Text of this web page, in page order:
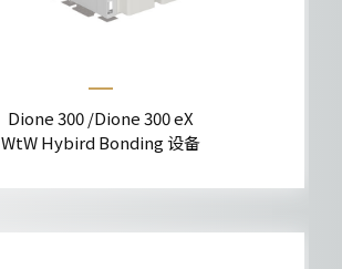
Dione 300 /Dione 300 eX
WtW Hybird Bonding 设备